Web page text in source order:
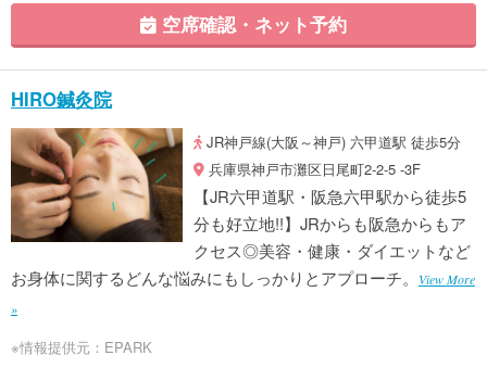
空席確認・ネット予約
HIRO鍼灸院
JR神戸線(大阪～神戸) 六甲道駅 徒歩5分
兵庫県神戸市灘区日尾町2-2-5 -3F
【JR六甲道駅・阪急六甲駅から徒歩5
分も好立地!!】JRからも阪急からもア
クセス◎美容・健康・ダイエットなど
お身体に関するどんな悩みにもしっかりとアプローチ。
View More
»
※情報提供元：EPARK